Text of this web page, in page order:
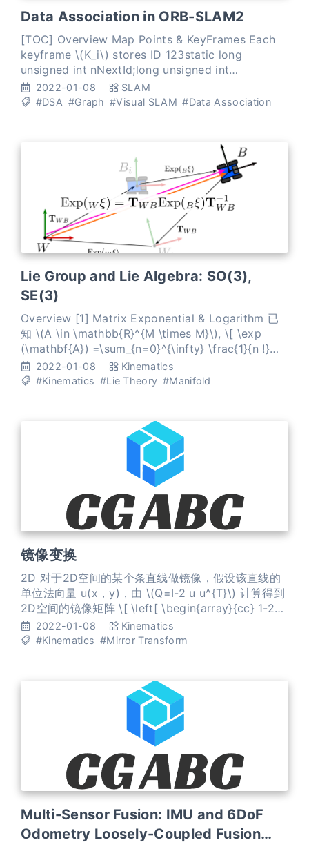
Data Association in ORB-SLAM2
[TOC] Overview Map Points & KeyFrames Each
keyframe \(K_i\) stores ID 123static long
unsigned int nNextId;long unsigned int
mnId;const long unsigned int mnFrameId; camera
pose camera intri
2022-01-08
SLAM
#DSA #Graph #Visual SLAM #Data Association
Lie Group and Lie Algebra: SO(3),
SE(3)
Overview [1] Matrix Exponential & Logarithm 已
知 \(A \in \mathbb{R}^{M \times M}\), \[ \exp
(\mathbf{A}) =\sum_{n=0}^{\infty} \frac{1}{n !}
\mathbf{A}^{n} =\mathbf{1}+\mathbf{A}+\frac{1}
{2 !} \ma
2022-01-08
Kinematics
#Kinematics #Lie Theory #Manifold
镜像变换
2D 对于2D空间的某个条直线做镜像，假设该直线的
单位法向量 u(x，y)，由 \(Q=I-2 u u^{T}\) 计算得到
2D空间的镜像矩阵 \[ \left[ \begin{array}{cc} 1-2
n_{x}{ }^{2} & -2 n_{x} n_{y} \\ -2 n_{x} n_{y} & 1-2
n_{y}{ }^{2} \end
2022-01-08
Kinematics
#Kinematics #Mirror Transform
Multi-Sensor Fusion: IMU and 6DoF
Odometry Loosely-Coupled Fusion